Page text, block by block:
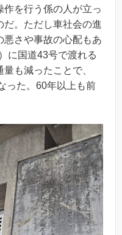
作を行う係の人が立っ
だ。ただし車社会の進
悪さや事故の心配もあ
に国道43号で渡れる
も減ったことで、
った。60年以上も前